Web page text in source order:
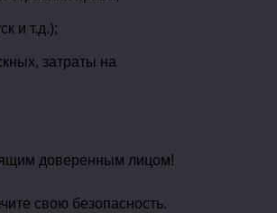
и т.д.);
затраты на
доверенным лицом!
свою безопасность.